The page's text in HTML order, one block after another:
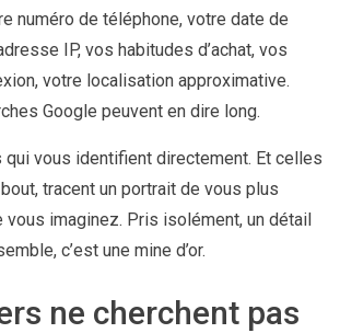
numéro de téléphone, votre date de
IP, vos habitudes d’achat, vos
votre localisation approximative.
Google peuvent en dire long.
qui vous identifient directement. Et celles
tracent un portrait de vous plus
vous imaginez. Pris isolément, un détail
c’est une mine d’or.
ne cherchent pas